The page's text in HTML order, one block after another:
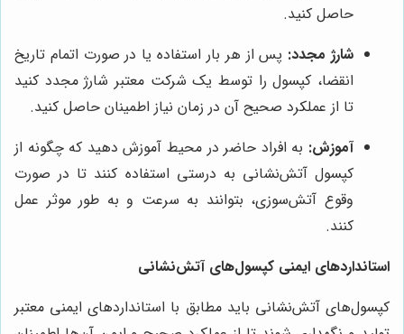
حاصل کنید.
شارژ مجدد: پس از هر بار استفاده یا در صورت اتمام تاریخ
انقضا، کپسول را توسط یک شرکت معتبر شارژ مجدد کنید
تا از عملکرد صحیح آن در زمان نیاز اطمینان حاصل کنید.
آموزش: به افراد حاضر در محیط آموزش دهید که چگونه از
کپسول آتش‌نشانی به درستی استفاده کنند تا در صورت
وقوع آتش‌سوزی، بتوانند به سرعت و به طور موثر عمل
کنند.
استانداردهای ایمنی کپسول‌های آتش‌نشانی
کپسول‌های آتش‌نشانی باید مطابق با استانداردهای ایمنی معتبر